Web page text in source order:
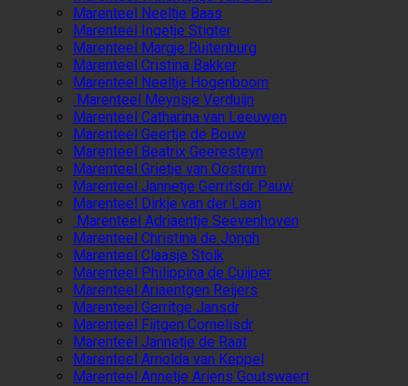
Marenteel Neeltje Baas
Marenteel Ingetje Stigter
Marenteel Margje Ruitenburg
Marenteel Cristina Bakker
Marenteel Neeltje Hogenboom
Marenteel Meynsje Verduijn
Marenteel Catharina van Leeuwen
Marenteel Geertje de Bouw
Marenteel Beatrix Geeresteyn
Marenteel Grietje van Oostrum
Marenteel Jannetje Gerritsdr Pauw
Marenteel Dirkje van der Laan
Marenteel Adriaentje Seevenhoven
Marenteel Christina de Jongh
Marenteel Claasje Stolk
Marenteel Philippina de Cuijper
Marenteel Ariaentgen Reijers
Marenteel Gerritge Jansdr
Marenteel Fijtgen Cornelisdr
Marenteel Jannetje de Raat
Marenteel Arnolda van Keppel
Marenteel Annetje Ariens Goutswaert